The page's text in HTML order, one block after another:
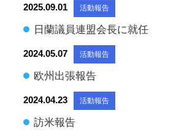
2025.09.01 活動報告
日蘭議員連盟会長に就任
2024.05.07 活動報告
欧州出張報告
2024.04.23 活動報告
訪米報告